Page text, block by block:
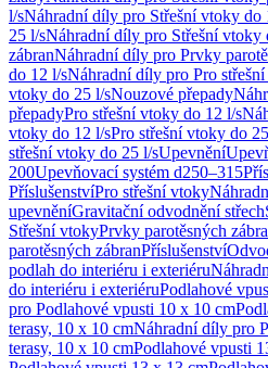
l/sNáhradní díly pro Střešní vtoky do
25 l/sNáhradní díly pro Střešní vtoky
zábranNáhradní díly pro Prvky
do 12 l/sNáhradní díly pro Pro
vtoky do 25 l/sNouzové přepady
přepadyPro střešní vtoky do 12 l/s
vtoky do 12 l/sPro střešní vtoky do
střešní vtoky do 25 l/sUpevnění
200Upevňovací systém d250–315
PříslušenstvíPro střešní vtoky
upevněníGravitační odvodnění střech
Střešní vtokyPrvky parotěsných
parotěsných zábranPříslušenství
podlah do interiéru i exteriéru
do interiéru i exteriéruPodlahové
pro Podlahové vpusti 10 x 10 cm
terasy, 10 x 10 cmNáhradní díly pro
terasy, 10 x 10 cmPodlahové vpusti